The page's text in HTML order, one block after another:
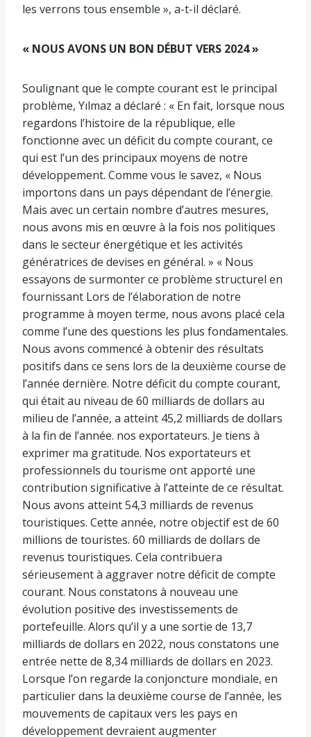
les verrons tous ensemble », a-t-il déclaré.
« NOUS AVONS UN BON DÉBUT VERS 2024 »
Soulignant que le compte courant est le principal
problème, Yılmaz a déclaré : « En fait, lorsque nous
regardons l’histoire de la république, elle
fonctionne avec un déficit du compte courant, ce
qui est l’un des principaux moyens de notre
développement. Comme vous le savez, « Nous
importons dans un pays dépendant de l’énergie.
Mais avec un certain nombre d’autres mesures,
nous avons mis en œuvre à la fois nos politiques
dans le secteur énergétique et les activités
génératrices de devises en général. » « Nous
essayons de surmonter ce problème structurel en
fournissant Lors de l’élaboration de notre
programme à moyen terme, nous avons placé cela
comme l’une des questions les plus fondamentales.
Nous avons commencé à obtenir des résultats
positifs dans ce sens lors de la deuxième course de
l’année dernière. Notre déficit du compte courant,
qui était au niveau de 60 milliards de dollars au
milieu de l’année, a atteint 45,2 milliards de dollars
à la fin de l’année. nos exportateurs. Je tiens à
exprimer ma gratitude. Nos exportateurs et
professionnels du tourisme ont apporté une
contribution significative à l’atteinte de ce résultat.
Nous avons atteint 54,3 milliards de revenus
touristiques. Cette année, notre objectif est de 60
millions de touristes. 60 milliards de dollars de
revenus touristiques. Cela contribuera
sérieusement à aggraver notre déficit de compte
courant. Nous constatons à nouveau une
évolution positive des investissements de
portefeuille. Alors qu’il y a une sortie de 13,7
milliards de dollars en 2022, nous constatons une
entrée nette de 8,34 milliards de dollars en 2023.
Lorsque l’on regarde la conjoncture mondiale, en
particulier dans la deuxième course de l’année, les
mouvements de capitaux vers les pays en
développement devraient augmenter